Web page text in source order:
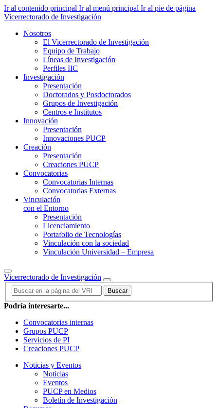
Ir al contenido principal Ir al menú principal Ir al pie de página
Vicerrectorado de Investigación
Nosotros
El Vicerrectorado de Investigación
Equipo de Trabajo
Líneas de Investigación
Perfiles IIC
Investigación
Presentación
Doctorados y Posdoctorados
Grupos de Investigación
Centros e Institutos
Innovación
Presentación
Innovaciones PUCP
Creación
Presentación
Creaciones PUCP
Convocatorias
Convocatorias Internas
Convocatorias Externas
Vinculación
con el Entorno
Presentación
Licenciamiento
Portafolio de Tecnologías
Vinculación con la sociedad
Vinculación Universidad – Empresa
Vicerrectorado de Investigación
Buscar
Podría interesarte...
Convocatorias internas
Grupos PUCP
Servicios de PI
Creaciones PUCP
Noticias y Eventos
Noticias
Eventos
PUCP en Medios
Boletín de Investigación